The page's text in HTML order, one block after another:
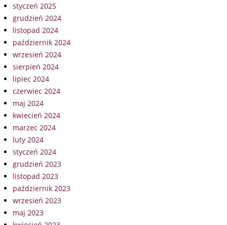
styczeń 2025
grudzień 2024
listopad 2024
październik 2024
wrzesień 2024
sierpień 2024
lipiec 2024
czerwiec 2024
maj 2024
kwiecień 2024
marzec 2024
luty 2024
styczeń 2024
grudzień 2023
listopad 2023
październik 2023
wrzesień 2023
maj 2023